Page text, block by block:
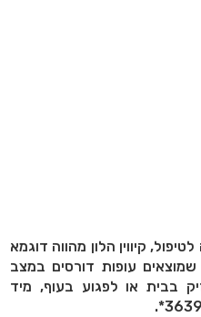
קיווין הלון מהווה דוגמא
עופות דורסים במצב
בבית או לפגוע בעוף, מיד